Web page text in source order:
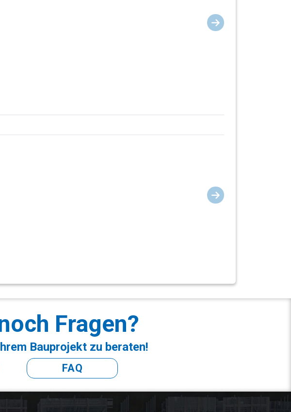
Fragen?
Bauprojekt zu beraten!
FAQ